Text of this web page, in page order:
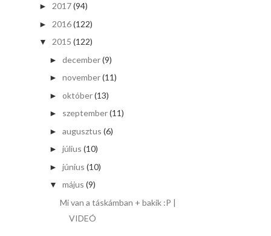
► 2017(94)
► 2016(122)
▼ 2015 (122)
► december(9)
► november(11)
► október(13)
► szeptember(11)
► augusztus (6)
► július (10)
► június (10)
▼ május (9)
Mi van a táskámban + bakik :P |
VIDEÓ